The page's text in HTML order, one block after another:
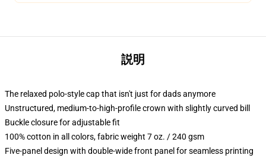
説明
The relaxed polo-style cap that isn't just for dads anymore
Unstructured, medium-to-high-profile crown with slightly curved bill
Buckle closure for adjustable fit
100% cotton in all colors, fabric weight 7 oz. / 240 gsm
Five-panel design with double-wide front panel for seamless printing